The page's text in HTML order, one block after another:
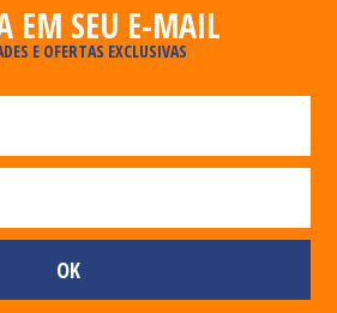
EM SEU E-MAIL
E OFERTAS EXCLUSIVAS